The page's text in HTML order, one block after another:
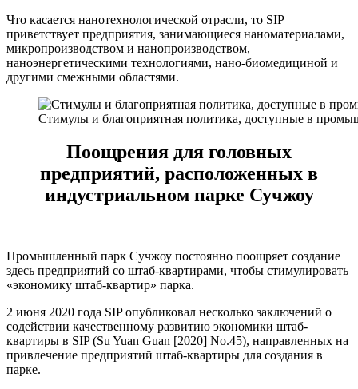
Что касается нанотехнологической отрасли, то SIP
приветствует предприятия, занимающиеся наноматериалами,
микропроизводством и нанопроизводством,
наноэнергетическими технологиями, нано-биомедициной и
другими смежными областями.
Стимулы и благоприятная политика, доступные в
Поощрения для головных
предприятий, расположенных в
индустриальном парке Сучжоу
Промышленный парк Сучжоу постоянно поощряет создание
здесь предприятий со штаб-квартирами, чтобы стимулировать
«экономику штаб-квартир» парка.
2 июня 2020 года SIP опубликовал несколько заключений о
содействии качественному развитию экономики штаб-
квартиры в SIP (Su Yuan Guan [2020] No.45), направленных на
привлечение предприятий штаб-квартиры для создания в
парке.